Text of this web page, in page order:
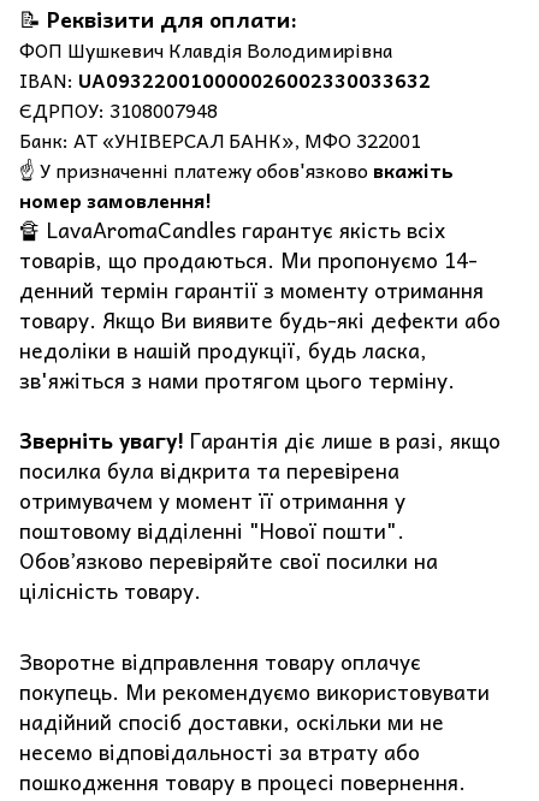
📝 Реквізити для оплати:
ФОП Шушкевич Клавдія Володимирівна
IBAN: UA093220010000026002330033632
ЄДРПОУ: 3108007948
Банк: АТ «УНІВЕРСАЛ БАНК», МФО 322001
☝️ У призначенні платежу обов'язково вкажіть
номер замовлення!
🔏 LavaAromaCandles гарантує якість всіх
товарів, що продаються. Ми пропонуємо 14-
денний термін гарантії з моменту отримання
товару. Якщо Ви виявите будь-які дефекти або
недоліки в нашій продукції, будь ласка,
зв'яжіться з нами протягом цього терміну.
Зверніть увагу! Гарантія діє лише в разі, якщо
посилка була відкрита та перевірена
отримувачем у момент її отримання у
поштовому відділенні "Нової пошти".
Обов’язково перевіряйте свої посилки на
цілісність товару.
Зворотне відправлення товару оплачує
покупець. Ми рекомендуємо використовувати
надійний спосіб доставки, оскільки ми не
несемо відповідальності за втрату або
пошкодження товару в процесі повернення.